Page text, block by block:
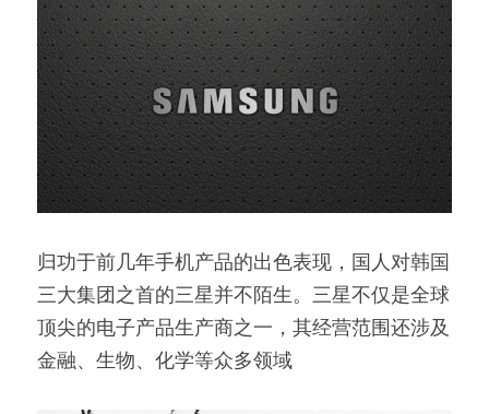
归功于前几年手机产品的出色表现，国人对韩国
三大集团之首的三星并不陌生。三星不仅是全球
顶尖的电子产品生产商之一，其经营范围还涉及
金融、生物、化学等众多领域